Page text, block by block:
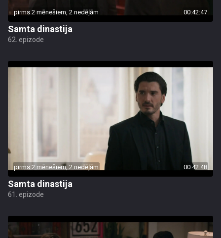
pirms 2 mēnešiem, 2 nedēļām 00:42:47
Samta dinastija
62. epizode
pirms 2 mēnešiem, 2 nedēļām 00:42:48
Samta dinastija
61. epizode